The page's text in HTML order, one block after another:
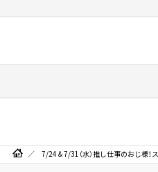
7/24＆7/31（水）推し仕事のおじ様！